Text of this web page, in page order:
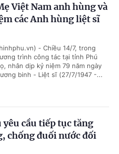
Việt Nam anh hùng và
các Anh hùng liệt sĩ
- Chiều 14/7, trong
trình công tác tại tỉnh Phú
nhân dịp kỷ niệm 79 năm ngày
binh - Liệt sĩ (27/7/1947 -...
cầu tiếp tục tăng
chống đuối nước đối